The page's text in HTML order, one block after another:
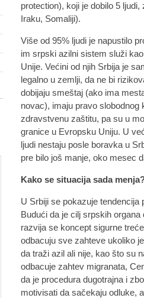
protection), koji je dobilo 5
Iraku, Somaliji).
Više od 95% ljudi je napustilo
im srpski azilni sistem služi
Unije. Većini od njih Srbija je
legalno u zemlji, da ne bi
dobijaju smeštaj (ako ima
novac), imaju pravo slobodnog
zdravstvenu zaštitu, pa su u
granice u Evropsku Uniju. U
ljudi nestaju posle boravka u
pre bilo još manje, oko mesec
Kako se situacija sada
U Srbiji se pokazuje tendencija
Budući da je cilj srpskih
razvija se koncept sigurne
odbacuju sve zahteve ukoliko
da traži azil ali nije, kao što su
odbacuje zahtev migranata,
da je procedura dugotrajna i
motivisati da sačekaju odluke,